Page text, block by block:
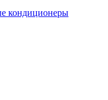
кондиционеры